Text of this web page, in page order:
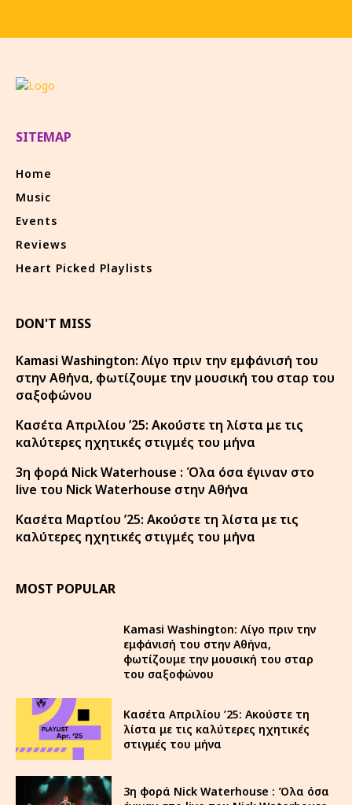
SITEMAP
Home
Music
Events
Reviews
Heart Picked Playlists
DON'T MISS
Kamasi Washington: Λίγο πριν την εμφάνισή του
στην Αθήνα, φωτίζουμε την μουσική του σταρ του
σαξοφώνου
Κασέτα Απριλίου ’25: Ακούστε τη λίστα με τις
καλύτερες ηχητικές στιγμές του μήνα
3η φορά Nick Waterhouse : Όλα όσα έγιναν στο
live του Nick Waterhouse στην Αθήνα
Κασέτα Μαρτίου ’25: Ακούστε τη λίστα με τις
καλύτερες ηχητικές στιγμές του μήνα
MOST POPULAR
Kamasi Washington: Λίγο πριν την
εμφάνισή του στην Αθήνα,
φωτίζουμε την μουσική του σταρ
του σαξοφώνου
Κασέτα Απριλίου ’25: Ακούστε τη
λίστα με τις καλύτερες ηχητικές
στιγμές του μήνα
3η φορά Nick Waterhouse : Όλα όσα